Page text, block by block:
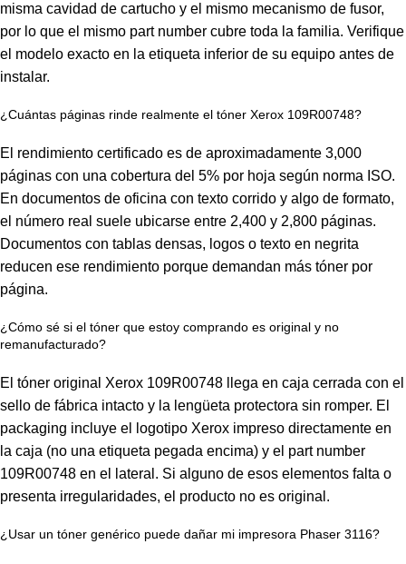
misma cavidad de cartucho y el mismo mecanismo de fusor,
por lo que el mismo part number cubre toda la familia. Verifique
el modelo exacto en la etiqueta inferior de su equipo antes de
instalar.
¿Cuántas páginas rinde realmente el tóner Xerox 109R00748?
El rendimiento certificado es de aproximadamente 3,000
páginas con una cobertura del 5% por hoja según norma ISO.
En documentos de oficina con texto corrido y algo de formato,
el número real suele ubicarse entre 2,400 y 2,800 páginas.
Documentos con tablas densas, logos o texto en negrita
reducen ese rendimiento porque demandan más tóner por
página.
¿Cómo sé si el tóner que estoy comprando es original y no
remanufacturado?
El tóner original Xerox 109R00748 llega en caja cerrada con el
sello de fábrica intacto y la lengüeta protectora sin romper. El
packaging incluye el logotipo Xerox impreso directamente en
la caja (no una etiqueta pegada encima) y el part number
109R00748 en el lateral. Si alguno de esos elementos falta o
presenta irregularidades, el producto no es original.
¿Usar un tóner genérico puede dañar mi impresora Phaser 3116?